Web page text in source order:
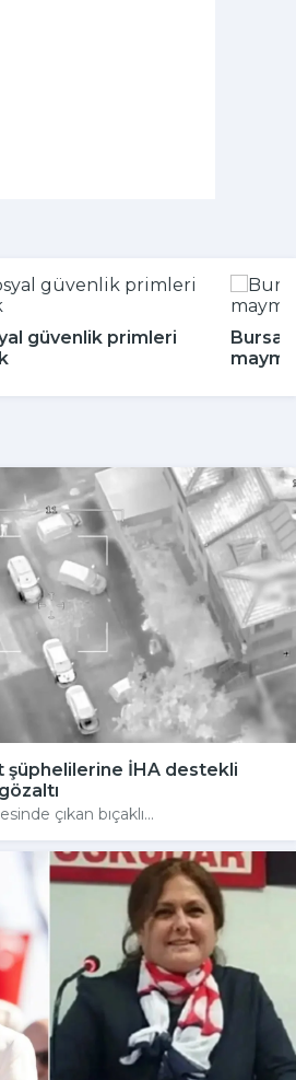
güvenlik primleri
şüphelilerine İHA destekli
çıkan bıçaklı...